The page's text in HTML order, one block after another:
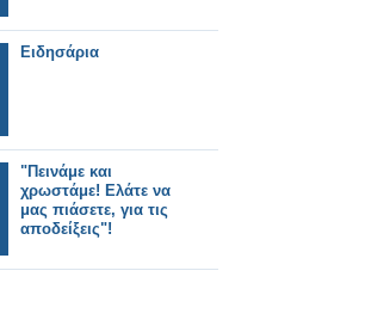
Ειδησάρια
"Πεινάμε και
χρωστάμε! Ελάτε να
μας πιάσετε, για τις
αποδείξεις"!